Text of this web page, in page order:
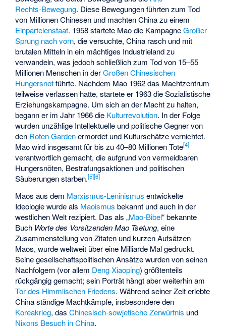
Rechts-Bewegung. Diese Bewegungen führten zum Tod
von Millionen Chinesen und machten China zu einem
Einparteienstaat. 1958 startete Mao die KampagneGroßer
Sprung nach vorn, die versuchte, China rasch und mit
brutalen Mitteln in ein mächtiges Industrieland zu
verwandeln, was jedoch schließlich zum Tod von 15–55
Millionen Menschen in derGroßen Chinesischen
Hungersnotführte. Nachdem Mao 1962 das Machtzentrum
teilweise verlassen hatte, startete er 1963 dieSozialistische
Erziehungskampagne. Um sich an der Macht zu halten,
begann er im Jahr 1966 die Kulturrevolution. In der Folge
wurden unzählige Intellektuelle und politische Gegner von
den Roten Gardenermordet und Kulturschätze vernichtet.
Mao wird insgesamt für bis zu 40–80 Millionen Tote[4]
verantwortlich gemacht, die aufgrund von vermeidbaren
Hungersnöten, Bestrafungsaktionen und politischen
Säuberungen starben.[5][6]
Maos aus dem Marxismus-Leninismus entwickelte
Ideologie wurde als Maoismus bekannt und auch in der
westlichen Welt rezipiert. Das als „Mao-Bibel“ bekannte
Buch Worte des Vorsitzenden Mao Tsetung, eine
Zusammenstellung von Zitaten und kurzen Aufsätzen
Maos, wurde weltweit über eine Milliarde Mal gedruckt.
Seine gesellschaftspolitischen Ansätze wurden von seinen
Nachfolgern (vor allem Deng Xiaoping) größtenteils
rückgängig gemacht; sein Porträt hängt aber weiterhin am
Tor des Himmlischen Friedens. Während seiner Zeit erlebte
China ständige Machtkämpfe, insbesondere den
Koreakrieg, dasChinesisch-sowjetische Zerwürfnis und
Nixons Besuch in China.